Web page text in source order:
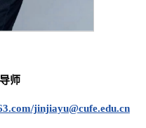
师
jinjiayu@cufe.edu.cn